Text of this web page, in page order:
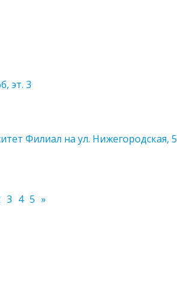
эт. 3
Филиал на ул. Нижегородская, 5
3 4 5 »